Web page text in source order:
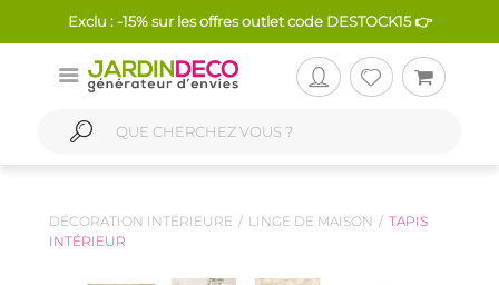
Exclu : -15% sur les offres outlet code DESTOCK15 👉
DÉCORATION INTÉRIEURE LINGE DE MAISON
TAPIS
INTÉRIEUR